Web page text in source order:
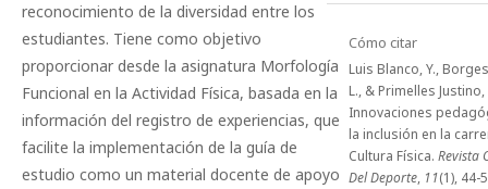
reconocimiento de la diversidad entre los
estudiantes. Tiene como objetivo
proporcionar desde la asignatura Morfología
Funcional en la Actividad Física, basada en la
información del registro de experiencias, que
facilite la implementación de la guía de
estudio como un material docente de apoyo
Cómo citar
Luis Blanco, Y.,
L., & Primelles Justino,
Innovaciones
la inclusión en la
Cultura Física. Revista
Del Deporte, 11(1), 44-